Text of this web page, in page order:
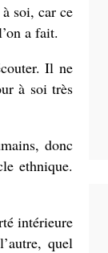
soi, car ce
a fait.
Il ne
à soi très
donc
ethnique.
intérieure
quel